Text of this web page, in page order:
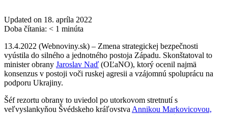
Updated on 18. apríla 2022
Doba čítania: < 1 minúta
13.4.2022 (Webnoviny.sk) – Zmena strategickej bezpečnosti
vyústila do silného a jednotného postoja Západu. Skonštatoval to
minister obrany Jaroslav Naď (OĽaNO), ktorý ocenil najmä
konsenzus v postoji voči ruskej agresii a vzájomnú spoluprácu na
podporu Ukrajiny.
Šéf rezortu obrany to uviedol po utorkovom stretnutí s
veľvyslankyňou Švédskeho kráľovstva Annikou Markovicovou,